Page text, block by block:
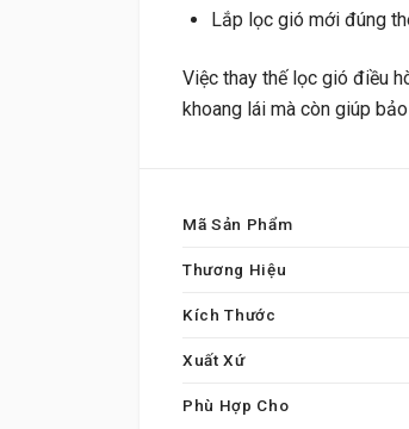
Lắp lọc gió mới đúng
Việc thay thế lọc gió điều
khoang lái mà còn giúp
Mã Sản Phẩm
Thương Hiệu
Kích Thước
Xuất Xứ
Phù Hợp Cho